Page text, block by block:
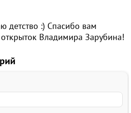
детство :) Спасибо вам
Владимира Зарубина!